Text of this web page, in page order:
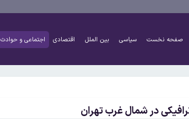
صفحه نخست سیاسی بین الملل اقتصادی اجتماعی و حوادث
در شمال غرب تهران